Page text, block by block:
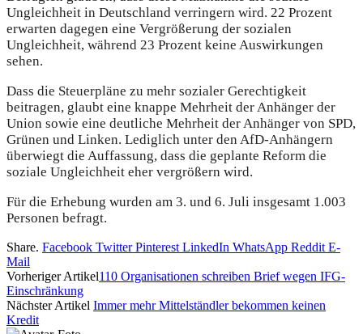
Ungleichheit in Deutschland verringern wird. 22 Prozent
erwarten dagegen eine Vergrößerung der sozialen
Ungleichheit, während 23 Prozent keine Auswirkungen
sehen.
Dass die Steuerpläne zu mehr sozialer Gerechtigkeit
beitragen, glaubt eine knappe Mehrheit der Anhänger der
Union sowie eine deutliche Mehrheit der Anhänger von SPD,
Grünen und Linken. Lediglich unter den AfD-Anhängern
überwiegt die Auffassung, dass die geplante Reform die
soziale Ungleichheit eher vergrößern wird.
Für die Erhebung wurden am 3. und 6. Juli insgesamt 1.003
Personen befragt.
Share. Facebook Twitter Pinterest LinkedIn WhatsApp Reddit E-
Mail
Vorheriger Artikel110 Organisationen schreiben Brief wegen IFG-
Einschränkung
Nächster Artikel Immer mehr Mittelständler bekommen keinen
Kredit